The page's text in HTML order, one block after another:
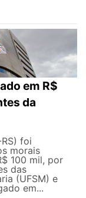
em R$
da
foi
morais
100 mil, por
das
(UFSM) e
em...